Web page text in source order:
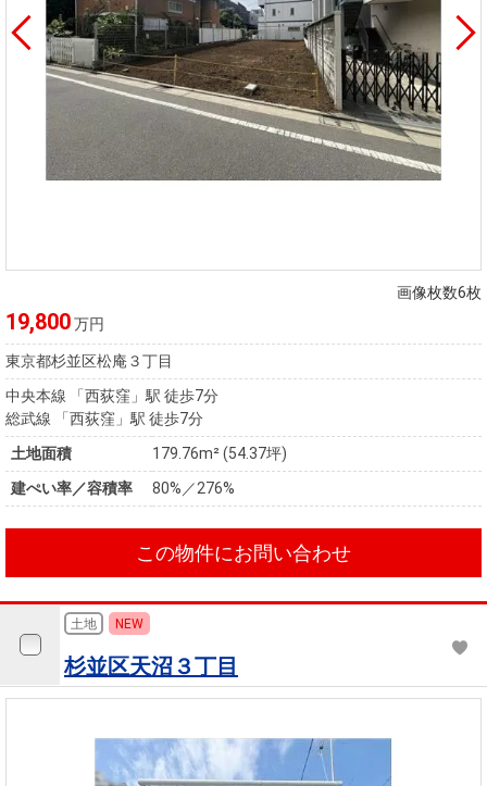
画像枚数6枚
19,800万円
東京都杉並区松庵３丁目
中央本線 「西荻窪」駅 徒歩7分
総武線 「西荻窪」駅 徒歩7分
土地面積
179.76m² (54.37坪)
建ぺい率／容積率
80%／276%
この物件にお問い合わせ
土地 NEW
杉並区天沼３丁目